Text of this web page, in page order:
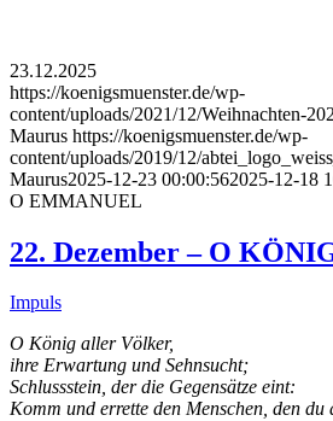
23.12.2025
https://koenigsmuenster.de/wp-
content/uploads/2021/12/Weihnachten-
Maurus https://koenigsmuenster.de/wp-
content/uploads/2019/12/
Maurus2025-12-23 00:00:562025-12-18
O EMMANUEL
22. Dezember – O
Impuls
O König aller Völker,
ihre Erwartung und Sehnsucht;
Schlussstein, der die Gegensätze eint:
Komm und errette den Menschen, den du